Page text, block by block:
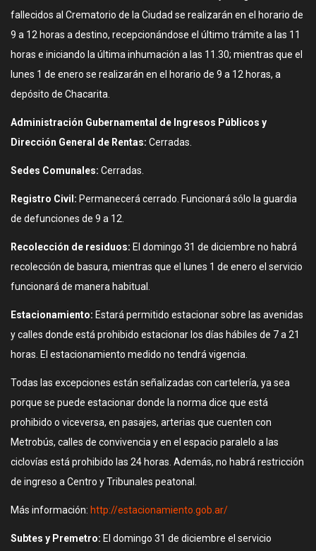
fallecidos al Crematorio de la Ciudad se realizarán en el horario de
9 a 12 horas a destino, recepcionándose el último trámite a las 11
horas e iniciando la última inhumación a las 11.30; mientras que el
lunes 1 de enero se realizarán en el horario de 9 a 12 horas, a
depósito de Chacarita.
Administración Gubernamental de Ingresos Públicos y
Dirección General de Rentas: Cerradas.
Sedes Comunales: Cerradas.
Registro Civil: Permanecerá cerrado. Funcionará sólo la guardia
de defunciones de 9 a 12.
Recolección de residuos: El domingo 31 de diciembre no habrá
recolección de basura, mientras que el lunes 1 de enero el servicio
funcionará de manera habitual.
Estacionamiento: Estará permitido estacionar sobre las avenidas
y calles donde está prohibido estacionar los días hábiles de 7 a 21
horas. El estacionamiento medido no tendrá vigencia.
Todas las excepciones están señalizadas con cartelería, ya sea
porque se puede estacionar donde la norma dice que está
prohibido o viceversa, en pasajes, arterias que cuenten con
Metrobús, calles de convivencia y en el espacio paralelo a las
ciclovías está prohibido las 24 horas. Además, no habrá restricción
de ingreso a Centro y Tribunales peatonal.
Más información: http://estacionamiento.gob.ar/
Subtes y Premetro: El domingo 31 de diciembre el servicio